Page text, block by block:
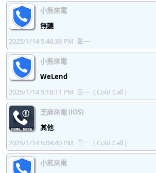
37492539 37492540
37492543
37492547
37492548 37492549
37492551
37492552
37492559
37492560 37492561
37492563
37492567
37492568 37492569
37492571
37492572
小熊來電
無聽
2025/1/14 5:46:38 PM 單一
小熊來電
WeLend
2025/1/14 5:18:11 PM 單一 ( Cold Call )
芝麻來電 (iOS)
其他
2025/1/14 5:09:40 PM 單一 ( Cold Call )
小熊來電